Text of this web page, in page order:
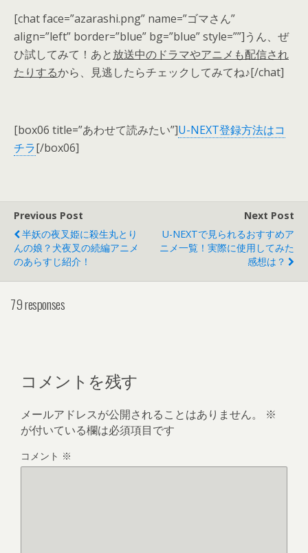
[chat face=”azarashi.png” name=”ゴマさん”
align=”left” border=”blue” bg=”blue” style=””]うん、ぜ
ひ試してみて！あと放送中のドラマやアニメも配信され
たりするから、見逃したらチェックしてみてね♪[/chat]
[box06 title=”あわせて読みたい”]U-NEXT登録方法はコ
チラ[/box06]
Previous Post
半妖の夜叉姫に殺生丸とり
んの娘？犬夜叉の続編アニメ
のあらすじ紹介！
Next Post
U-NEXTで見られるおすすめア
ニメ一覧！実際に使用してみた
感想は？
79 responses
コメントを残す
メールアドレスが公開されることはありません。
※
が付いている欄は必須項目です
コメント ※